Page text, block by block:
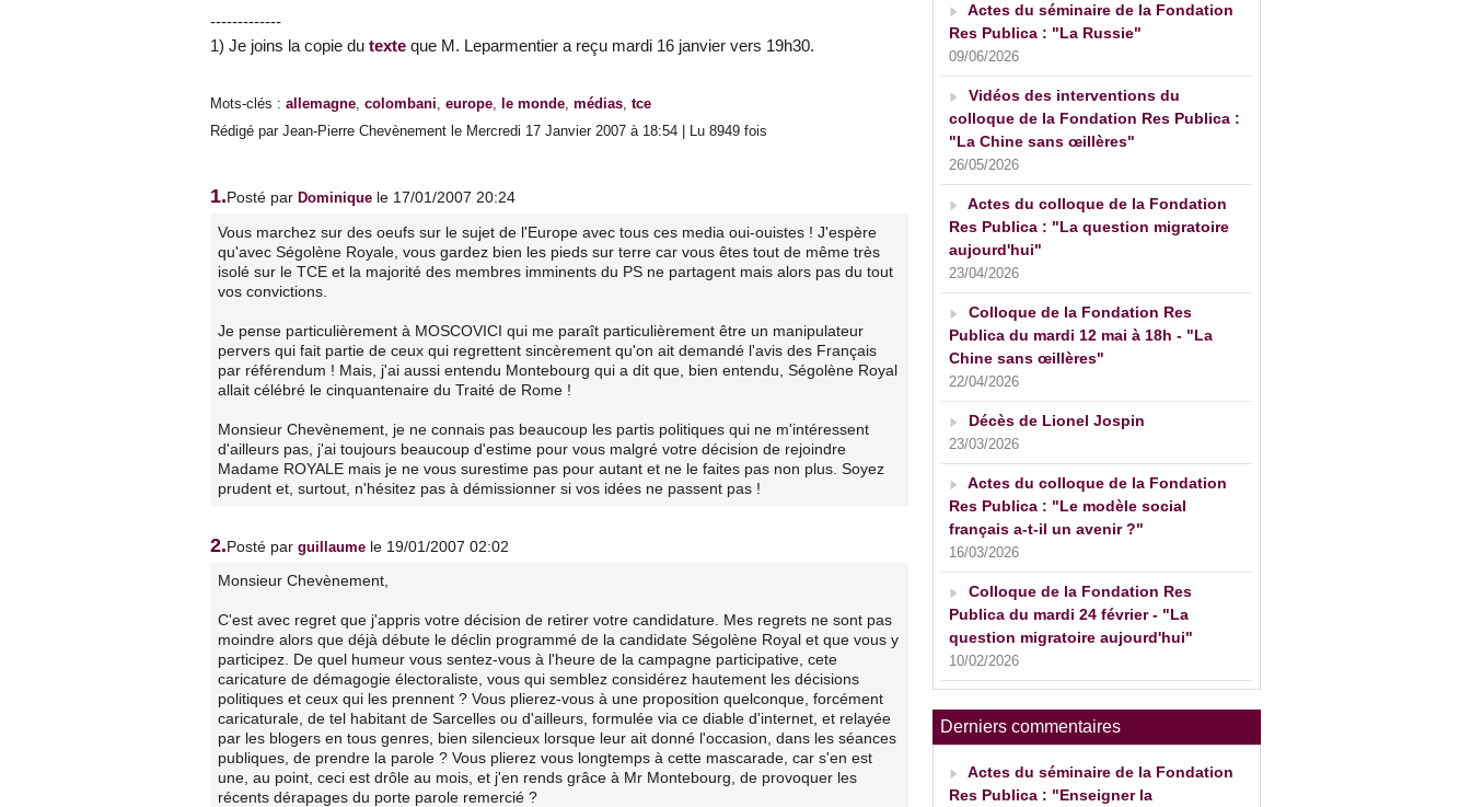
-------------
1) Je joins la copie du texte que M. Leparmentier a reçu mardi 16 janvier vers 19h30.
Mots-clés : allemagne, colombani, europe, le monde, médias, tce
Rédigé par Jean-Pierre Chevènement le Mercredi 17 Janvier 2007 à 18:54 | Lu 8949 fois
1.Posté par Dominique le 17/01/2007 20:24
Vous marchez sur des oeufs sur le sujet de l'Europe avec tous ces media oui-ouistes ! J'espère
qu'avec Ségolène Royale, vous gardez bien les pieds sur terre car vous êtes tout de même très
isolé sur le TCE et la majorité des membres imminents du PS ne partagent mais alors pas du tout
vos convictions.
Je pense particulièrement à MOSCOVICI qui me paraît particulièrement être un manipulateur
pervers qui fait partie de ceux qui regrettent sincèrement qu'on ait demandé l'avis des Français
par référendum ! Mais, j'ai aussi entendu Montebourg qui a dit que, bien entendu, Ségolène Royal
allait célébré le cinquantenaire du Traité de Rome !
Monsieur Chevènement, je ne connais pas beaucoup les partis politiques qui ne m'intéressent
d'ailleurs pas, j'ai toujours beaucoup d'estime pour vous malgré votre décision de rejoindre
Madame ROYALE mais je ne vous surestime pas pour autant et ne le faites pas non plus. Soyez
prudent et, surtout, n'hésitez pas à démissionner si vos idées ne passent pas !
2.Posté par guillaume le 19/01/2007 02:02
Monsieur Chevènement,
C'est avec regret que j'appris votre décision de retirer votre candidature. Mes regrets ne sont pas
moindre alors que déjà débute le déclin programmé de la candidate Ségolène Royal et que vous y
participez. De quel humeur vous sentez-vous à l'heure de la campagne participative, cete
caricature de démagogie électoraliste, vous qui semblez considérez hautement les décisions
politiques et ceux qui les prennent ? Vous plierez-vous à une proposition quelconque, forcément
caricaturale, de tel habitant de Sarcelles ou d'ailleurs, formulée via ce diable d'internet, et relayée
par les blogers en tous genres, bien silencieux lorsque leur ait donné l'occasion, dans les séances
publiques, de prendre la parole ? Vous plierez vous longtemps à cette mascarade, car s'en est
une, au point, ceci est drôle au mois, et j'en rends grâce à Mr Montebourg, de provoquer les
récents dérapages du porte parole remercié ?
Actes du séminaire de la Fondation
Res Publica : "La Russie"
09/06/2026
Vidéos des interventions du
colloque de la Fondation Res Publica :
"La Chine sans œillères"
26/05/2026
Actes du colloque de la Fondation
Res Publica : "La question migratoire
aujourd'hui"
23/04/2026
Colloque de la Fondation Res
Publica du mardi 12 mai à 18h - "La
Chine sans œillères"
22/04/2026
Décès de Lionel Jospin
23/03/2026
Actes du colloque de la Fondation
Res Publica : "Le modèle social
français a-t-il un avenir ?"
16/03/2026
Colloque de la Fondation Res
Publica du mardi 24 février - "La
question migratoire aujourd'hui"
10/02/2026
Derniers commentaires
Actes du séminaire de la Fondation
Res Publica : "Enseigner la